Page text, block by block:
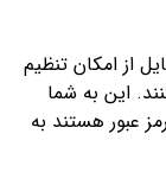
از امکان تنظیم
این به شما
عبور هستند به